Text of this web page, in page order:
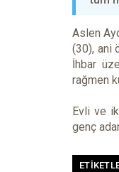
Aslen
(30), ani
İhbar
rağmen
Evli ve
genç